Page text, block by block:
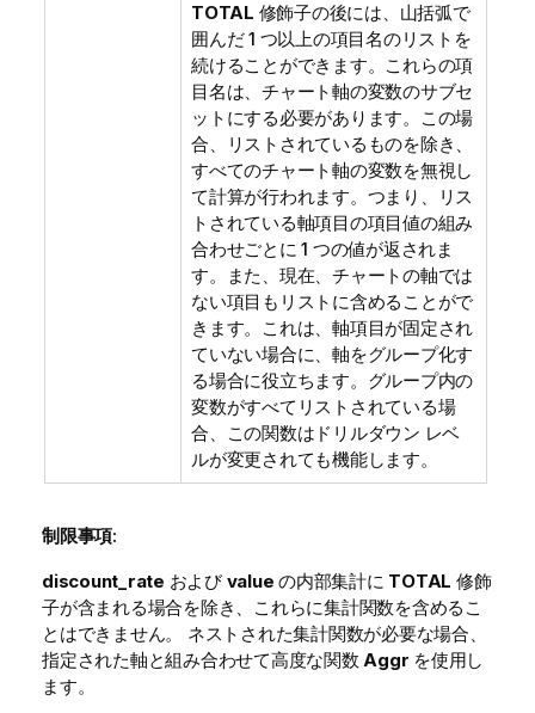
TOTAL 修飾子の後には、山括弧で
囲んだ 1 つ以上の項目名のリストを
続けることができます。これらの項
目名は、チャート軸の変数のサブセ
ットにする必要があります。この場
合、リストされているものを除き、
すべてのチャート軸の変数を無視し
て計算が行われます。つまり、リス
トされている軸項目の項目値の組み
合わせごとに 1 つの値が返されま
す。また、現在、チャートの軸では
ない項目もリストに含めることがで
きます。これは、軸項目が固定され
ていない場合に、軸をグループ化す
る場合に役立ちます。グループ内の
変数がすべてリストされている場
合、この関数はドリルダウン レベ
ルが変更されても機能します。
制限事項:
discount_rate およびvalue の内部集計に TOTAL 修飾
子が含まれる場合を除き、これらに集計関数を含めるこ
とはできません。 ネストされた集計関数が必要な場合、
指定された軸と組み合わせて高度な関数Aggr を使用し
ます。